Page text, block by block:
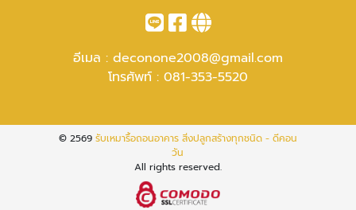
อีเมล : deconone2008@gmail.com
โทรศัพท์ : 081-353-5520
© 2569 รับเหมารื้อถอนอาคาร สิ่งปลูกสร้างทุกชนิด - ดีคอน
วัน
All rights reserved.